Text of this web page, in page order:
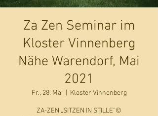
Za Zen Seminar im
Kloster Vinnenberg
Nähe Warendorf, Mai
2021
Fr., 28. Mai Kloster Vinnenberg
ZA-ZEN „SITZEN IN STILLE“©